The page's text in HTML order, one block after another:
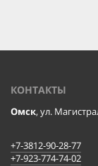
КОНТАКТЫ
Омск, ул.
+7-3812-90-28-77
+7-923-774-74-02